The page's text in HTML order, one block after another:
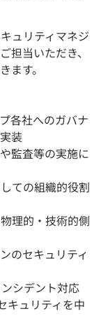
ュリティマネジ
担当いただき、
ます。
各社へのガバナ
装
監査等の実施に
ての組織的役割
理的・技術的側
のセキュリティ
シデント対応
キュリティを中